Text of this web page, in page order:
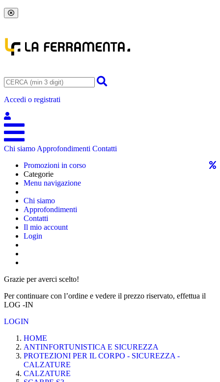
Accedi o registrati
Chi siamo Approfondimenti Contatti
Promozioni in corso
Categorie
Menu navigazione
Chi siamo
Approfondimenti
Contatti
Il mio account
Login
Grazie per averci scelto!
Per continuare con l’ordine e vedere il prezzo riservato, effettua il
LOG -IN
LOGIN
HOME
ANTINFORTUNISTICA E SICUREZZA
PROTEZIONI PER IL CORPO - SICUREZZA -
CALZATURE
CALZATURE